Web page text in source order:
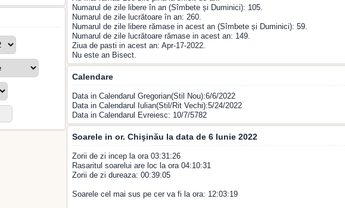
Numarul de zile libere în an (Sîmbete și Duminici): 105.
Numarul de zile lucrătoare în an: 260.
Numarul de zile libere rămase in acest an (Sîmbete și Duminici): 59.
Numarul de zile lucrătoare rămase in acest an: 149.
Ziua de pasti in acest an: Apr-17-2022.
Nu este an Bisect.
Calendare
Data in Calendarul Gregorian(Stil Nou):6/6/2022
Data in Calendarul Iulian(Stil/Rit Vechi):5/24/2022
Data in Calendarul Evreiesc: 10/7/5782
Soarele in or. Chişinău la data de 6 Iunie 2022
Zorii de zi incep la ora 03:31:26
Rasaritul soarelui are loc la ora 04:10:31
Zorii de zi dureaza: 00:39:05
Soarele cel mai sus pe cer va fi la ora: 12:03:19